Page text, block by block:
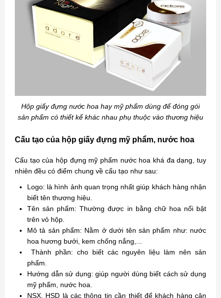
Hộp giấy đựng nước hoa hay mỹ phẩm dùng để đóng gói
sản phẩm có thiết kế khác nhau phụ thuộc vào thương hiệu
Cấu tạo của hộp giấy đựng mỹ phẩm, nước hoa
Cấu tạo của hộp đựng mỹ phẩm nước hoa khá đa dạng, tuy
nhiên đều có điểm chung về cấu tạo như sau:
Logo: là hình ảnh quan trọng nhất giúp khách hàng nhận
biết tên thương hiệu.
Tên sản phẩm: Thường được in bằng chữ hoa nổi bật
trên vỏ hộp.
Mô tả sản phẩm: Nằm ở dưới tên sản phẩm như: nước
hoa hương bưởi, kem chống nắng,...
Thành phần: cho biết các nguyên liệu làm nên sản
phẩm.
Hướng dẫn sử dụng: giúp người dùng biết cách sử dụng
mỹ phẩm, nước hoa.
NSX, HSD là các thông tin cần thiết để khách hàng cân